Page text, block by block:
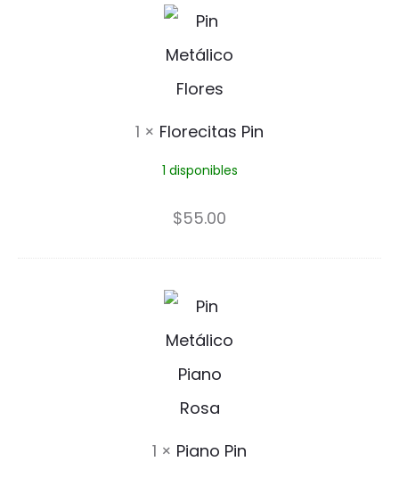
P
i
n
F
l
o
c
i
s
P
i
n
1 × Florecitas Pin
1 disponibles
$55.00
P
i
a
n
1 × Piano Pin